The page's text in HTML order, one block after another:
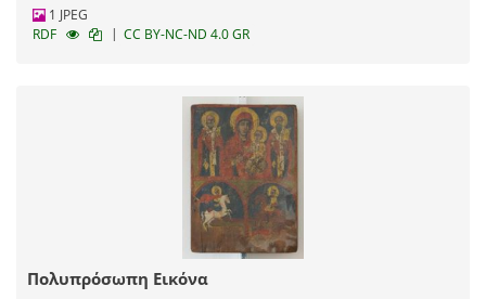
1 JPEG
RDF
| CC BY-NC-ND 4.0 GR
Πολυπρόσωπη Εικόνα